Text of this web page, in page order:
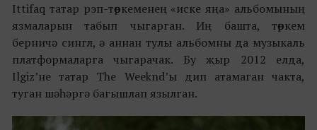
Ittifaq татар рэп-төркеменең «иске яңа» альбомының
язмаларын табып чыгарган. Иң башта, төркем
берничә сингл, ә аннан тулы альбомны да музыкаль
платформаларга чыгарачак. Бу җыр 2012 елда,
Ilgiz’не татар The Weeknd’ы дип атамаган чакта,
туган шәһәргә багышлап язылган.